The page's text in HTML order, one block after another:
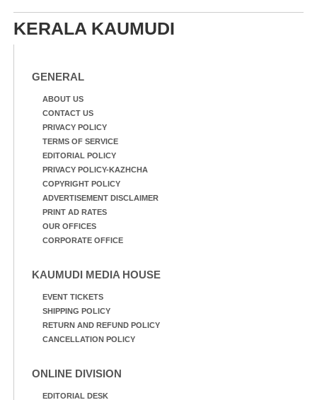
അംഗങ്ങളും
രാഷ്ട്രീയപ്രവത്തകരും
KERALA KAUMUDI
GENERAL
ABOUT US
CONTACT US
PRIVACY POLICY
TERMS OF SERVICE
EDITORIAL POLICY
PRIVACY POLICY-KAZHCHA
COPYRIGHT POLICY
ADVERTISEMENT DISCLAIMER
PRINT AD RATES
OUR OFFICES
CORPORATE OFFICE
KAUMUDI MEDIA HOUSE
EVENT TICKETS
SHIPPING POLICY
RETURN AND REFUND POLICY
CANCELLATION POLICY
ONLINE DIVISION
EDITORIAL DESK